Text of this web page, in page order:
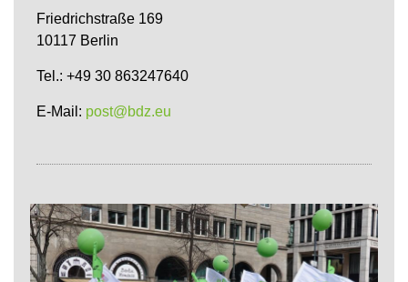
Friedrichstraße 169
10117 Berlin
Tel.: +49 30 863247640
E-Mail: post@bdz.eu